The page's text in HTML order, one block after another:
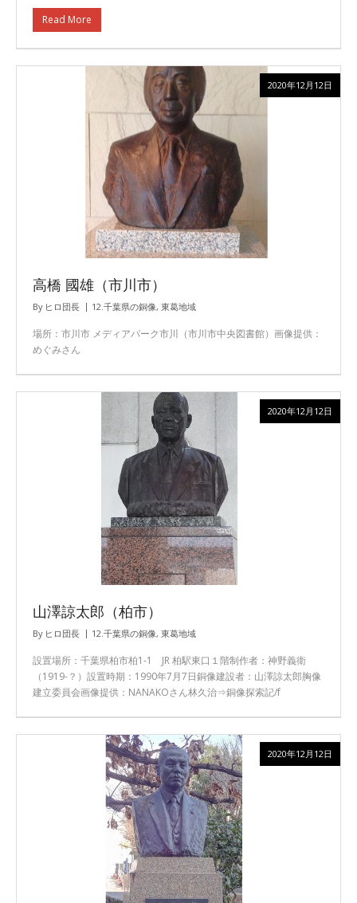
Read More
高橋 國雄（市川市）
By ヒロ団長 12.千葉県の銅像, 東葛地域
場所：市川市 メディアパーク市川（市川市中央図書館）画像提供：
めぐみさん
2020年12月12日
山澤諒太郎（柏市）
By ヒロ団長 12.千葉県の銅像, 東葛地域
設置場所：千葉県柏市柏1-1 JR 柏駅東口１階制作者：神野義衛
（1919-？）設置時期：1990年7月7日銅像建設者：山澤諒太郎胸像
建立委員会画像提供：NANAKOさん林久治⇒銅像探索記/f
2020年12月12日
2020年12月12日